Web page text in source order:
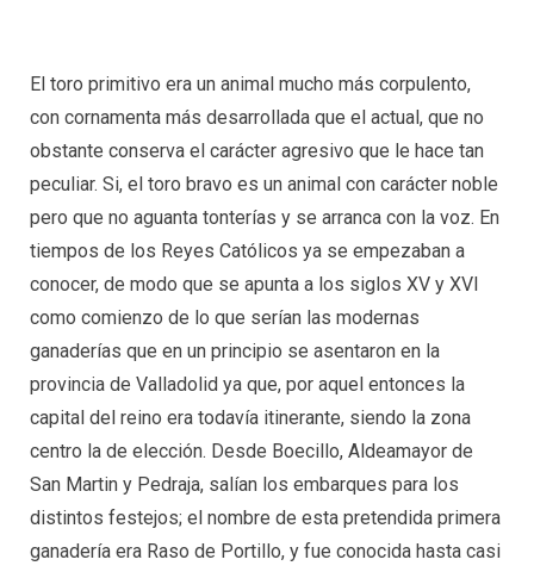
El toro primitivo era un animal mucho más corpulento,
con cornamenta más desarrollada que el actual, que no
obstante conserva el carácter agresivo que le hace tan
peculiar. Si, el toro bravo es un animal con carácter noble
pero que no aguanta tonterías y se arranca con la voz. En
tiempos de los Reyes Católicos ya se empezaban a
conocer, de modo que se apunta a los siglos XV y XVI
como comienzo de lo que serían las modernas
ganaderías que en un principio se asentaron en la
provincia de Valladolid ya que, por aquel entonces la
capital del reino era todavía itinerante, siendo la zona
centro la de elección. Desde Boecillo, Aldeamayor de
San Martin y Pedraja, salían los embarques para los
distintos festejos; el nombre de esta pretendida primera
ganadería era Raso de Portillo, y fue conocida hasta casi